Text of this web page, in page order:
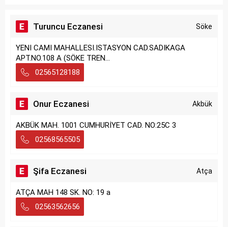
Turuncu Eczanesi Söke
YENI CAMI MAHALLESI.ISTASYON CAD.SADIKAGA
APT.NO.108 A (SÖKE TREN...
02565128188
Onur Eczanesi Akbük
AKBÜK MAH. 1001 CUMHURİYET CAD. NO:25C 3
02568565505
Şifa Eczanesi Atça
ATÇA MAH 148 SK. NO: 19 a
02563562656